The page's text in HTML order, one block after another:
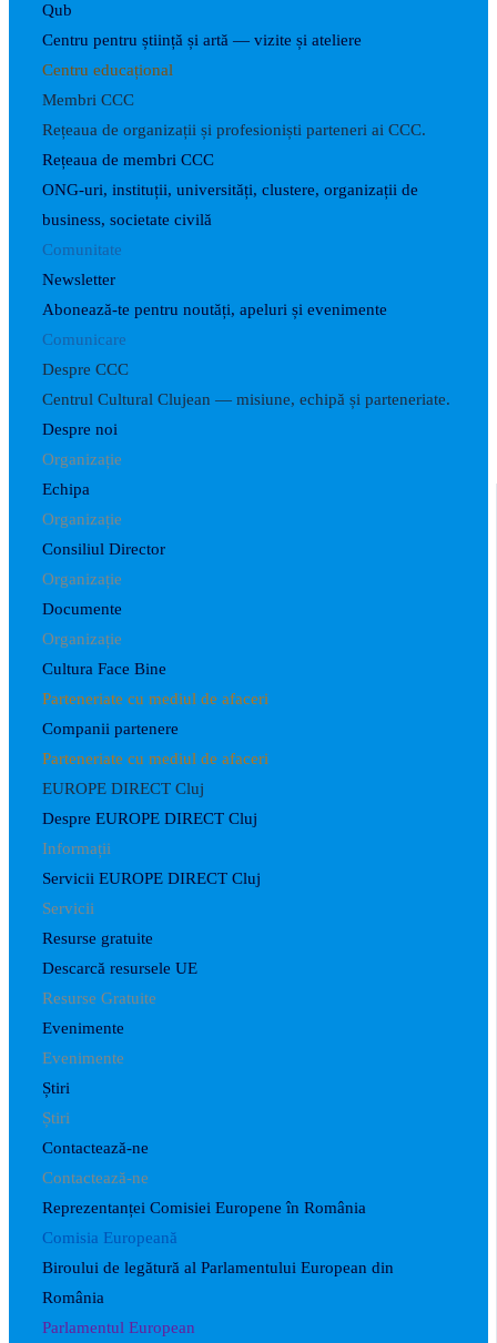
Qub
Centru pentru știință și artă — vizite și ateliere
Centru educațional
Membri CCC
Rețeaua de organizații și profesioniști parteneri ai CCC.
Rețeaua de membri CCC
ONG-uri, instituții, universități, clustere, organizații de
business, societate civilă
Comunitate
Newsletter
Abonează-te pentru noutăți, apeluri și evenimente
Comunicare
Despre CCC
Centrul Cultural Clujean — misiune, echipă și parteneriate.
Despre noi
Organizație
Echipa
Organizație
Consiliul Director
Organizație
Documente
Organizație
Cultura Face Bine
Parteneriate cu mediul de afaceri
Companii partenere
Parteneriate cu mediul de afaceri
EUROPE DIRECT Cluj
Despre EUROPE DIRECT Cluj
Informații
Servicii EUROPE DIRECT Cluj
Servicii
Resurse gratuite
Descarcă resursele UE
Resurse Gratuite
Evenimente
Evenimente
Știri
Știri
Contactează-ne
Contactează-ne
Reprezentanței Comisiei Europene în România
Comisia Europeană
Biroului de legătură al Parlamentului European din
România
Parlamentul European